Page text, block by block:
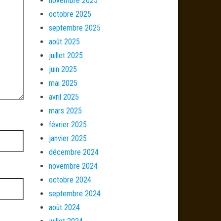
octobre 2025
septembre 2025
août 2025
juillet 2025
juin 2025
mai 2025
avril 2025
mars 2025
février 2025
janvier 2025
décembre 2024
novembre 2024
octobre 2024
septembre 2024
août 2024